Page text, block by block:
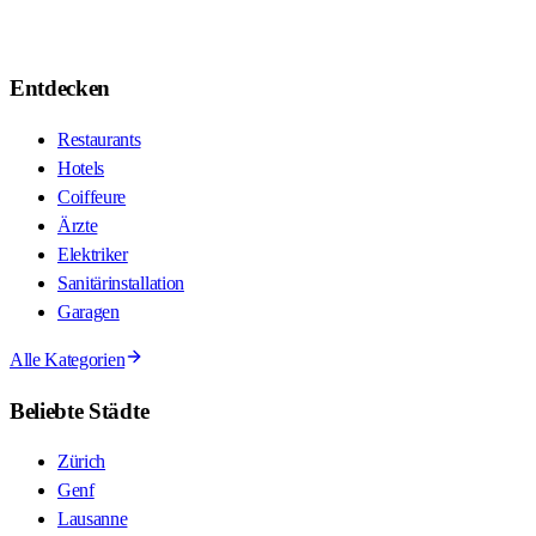
Entdecken
Restaurants
Hotels
Coiffeure
Ärzte
Elektriker
Sanitärinstallation
Garagen
Alle Kategorien
Beliebte Städte
Zürich
Genf
Lausanne